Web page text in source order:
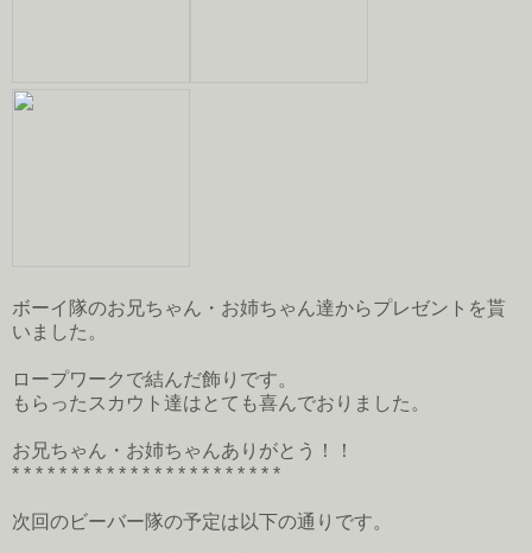
ボーイ隊のお兄ちゃん・お姉ちゃん達からプレゼントを貰
いました。
ロープワークで結んだ飾りです。
もらったスカウト達はとても喜んでおりました。
お兄ちゃん・お姉ちゃんありがとう！！
* * * * * * * * * * * * * * * * * * * * * * *
次回のビーバー隊の予定は以下の通りです。